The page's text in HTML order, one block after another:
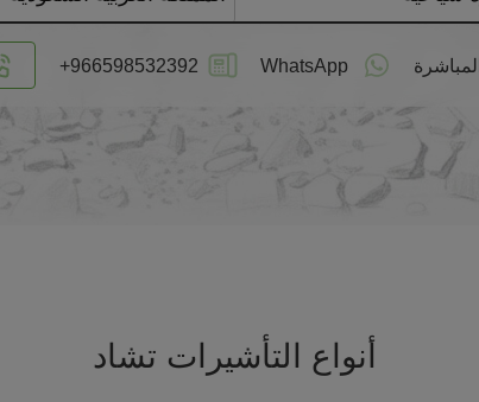
WhatsApp
+966598532392
أنواع التأشيرات تشاد